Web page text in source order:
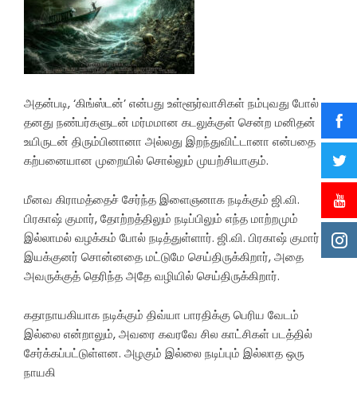
அதன்படி, ‘கிங்ஸ்டன்’ என்பது உள்ளூர்வாசிகள் நம்புவது போல்
தனது நண்பர்களுடன் மர்மமான கடலுக்குள் சென்ற மனிதன்
உயிருடன் திரும்பினானா அல்லது இறந்துவிட்டானா என்பதை
கற்பனையான முறையில் சொல்லும் முயற்சியாகும்.
மீனவ கிராமத்தைச் சேர்ந்த இளைஞனாக நடிக்கும் ஜி.வி.
பிரகாஷ் குமார், தோற்றத்திலும் நடிப்பிலும் எந்த மாற்றமும்
இல்லாமல் வழக்கம் போல் நடித்துள்ளார். ஜி.வி. பிரகாஷ் குமார்
இயக்குனர் சொன்னதை மட்டுமே செய்திருக்கிறார், அதை
அவருக்குத் தெரிந்த அதே வழியில் செய்திருக்கிறார்.
கதாநாயகியாக நடிக்கும் திவ்யா பாரதிக்கு பெரிய வேடம்
இல்லை என்றாலும், அவரை கவரவே சில காட்சிகள் படத்தில்
சேர்க்கப்பட்டுள்ளன. அழகும் இல்லை நடிப்பும் இல்லாத ஒரு
நாயகி